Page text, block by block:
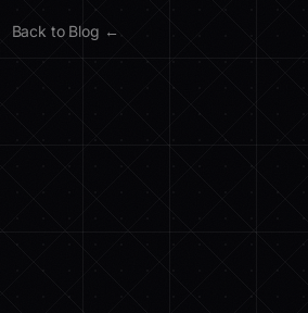
← Back to Blog